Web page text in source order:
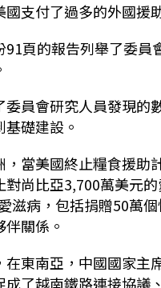
國支付了過多的外國援
91頁的報告列舉了委
委員會研究人員發現的
礎建設。
，當美國終止糧食援助
對尚比亞3,700萬美元
滋病，包括捐贈50萬
關係。
在東南亞，中國國家主
成了越南鐵路連接協議